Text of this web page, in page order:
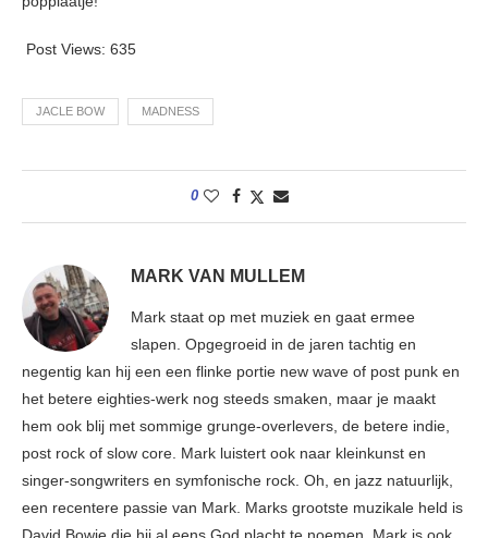
Post Views: 635
JACLE BOW MADNESS
0
MARK VAN MULLEM
Mark staat op met muziek en gaat ermee
slapen. Opgegroeid in de jaren tachtig en
negentig kan hij een een flinke portie new wave of post punk en
het betere eighties-werk nog steeds smaken, maar je maakt
hem ook blij met sommige grunge-overlevers, de betere indie,
post rock of slow core. Mark luistert ook naar kleinkunst en
singer-songwriters en symfonische rock. Oh, en jazz natuurlijk,
een recentere passie van Mark. Marks grootste muzikale held is